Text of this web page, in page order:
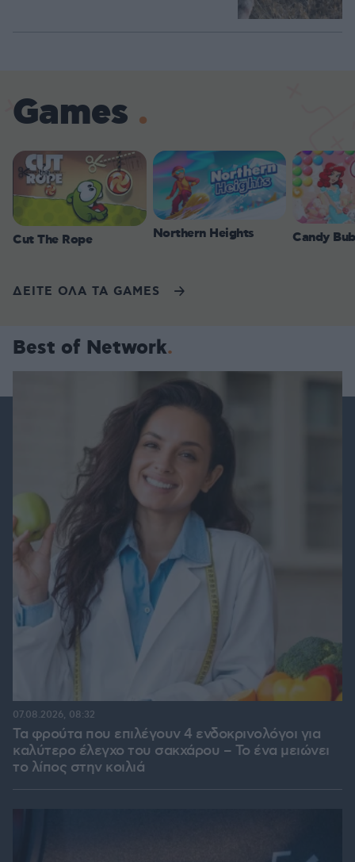
Games
Cut The Rope Northern Heights Candy
ΔΕΙΤΕ ΟΛΑ ΤΑ GAMES
Best of Network
Τα φρούτα που επιλέγουν 4 ενδοκρινολόγοι για
καλύτερο έλεγχο του σακχάρου – Το ένα μειώνει
το λίπος στην κοιλιά
07.08.2026, 08:32